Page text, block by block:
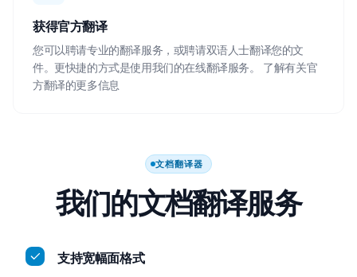
获得官方翻译
您可以聘请专业的翻译服务，或聘请双语人士翻译您的文
件。更快捷的方式是使用我们的在线翻译服务。 了解有关官
方翻译的更多信息
文档翻译器
我们的文档翻译服务
支持宽幅面格式